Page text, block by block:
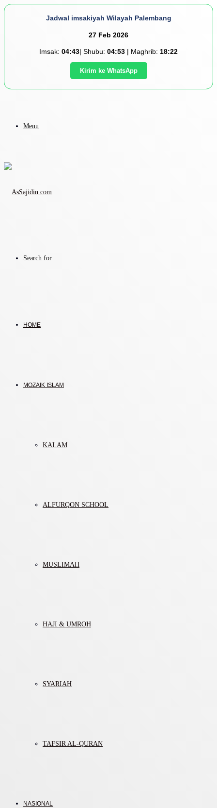
Jadwal imsakiyah Wilayah Palembang
27 Feb 2026
Imsak: 04:43| Shubu: 04:53 | Maghrib: 18:22
Kirim ke WhatsApp
Menu
Search for
HOME
MOZAIK ISLAM
KALAM
ALFURQON SCHOOL
MUSLIMAH
HAJI & UMROH
SYARIAH
TAFSIR AL-QURAN
NASIONAL